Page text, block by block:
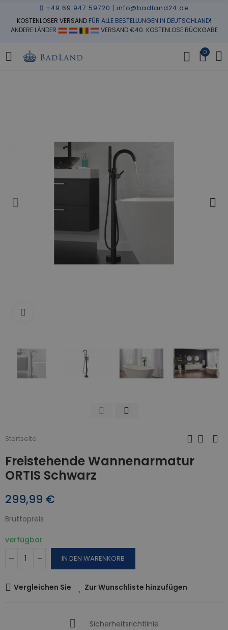
+49 69 947 59720 | info@badland24.de
KOSTENLOSER VERSAND FÜR ALLE BESTELLUNGEN IN DEUTSCHLAND!
ANDERE LÄNDER
VERSAND €40. KOSTENLOSE RÜCKGABE
0
Startseite
Freistehende Wannenarmatur
ORTIS Schwarz
299,99 €
Bruttopreis
verfügbar
IN DEN WARENKORB
Vergleichen Sie Zur Wunschliste hinzufügen
Sicherheitsrichtlinie